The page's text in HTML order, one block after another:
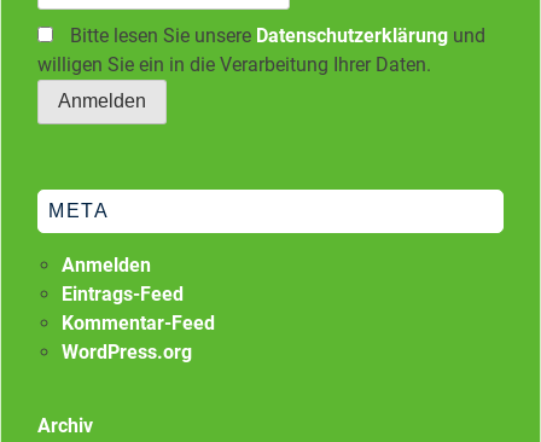
Bitte lesen Sie unsere Datenschutzerklärung und
willigen Sie ein in die Verarbeitung Ihrer Daten.
META
Anmelden
Eintrags-Feed
Kommentar-Feed
WordPress.org
Archiv